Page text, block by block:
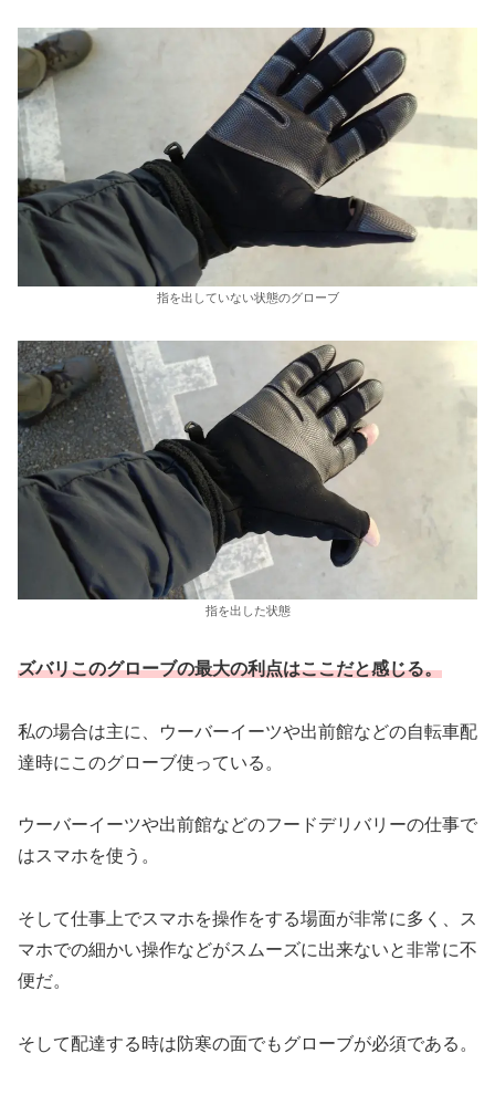
指を出していない状態のグローブ
指を出した状態
ズバリこのグローブの最大の利点はここだと感じる。
私の場合は主に、ウーバーイーツや出前館などの自転車配
達時にこのグローブ使っている。
ウーバーイーツや出前館などのフードデリバリーの仕事で
はスマホを使う。
そして仕事上でスマホを操作をする場面が非常に多く、ス
マホでの細かい操作などがスムーズに出来ないと非常に不
便だ。
そして配達する時は防寒の面でもグローブが必須である。